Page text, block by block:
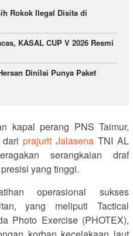
Rokok Ilegal Disita di
KASAL CUP V 2026 Resmi
Dinilai Punya Paket
kapal perang PNS Taimur,
prajurit JalasenaTNI AL
serangkaian draf
yang tinggi.
operasional sukses
yang meliputi Tactical
Photo Exercise (PHOTEX),